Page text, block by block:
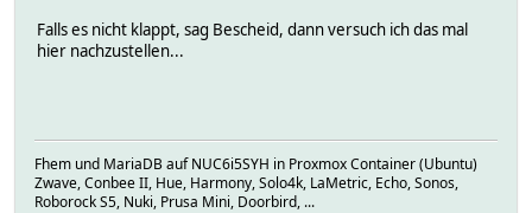
Falls es nicht klappt, sag Bescheid, dann versuch ich das mal
hier nachzustellen...
Fhem und MariaDB auf NUC6i5SYH in Proxmox Container (Ubuntu)
Zwave, Conbee II, Hue, Harmony, Solo4k, LaMetric, Echo, Sonos,
Roborock S5, Nuki, Prusa Mini, Doorbird, ...